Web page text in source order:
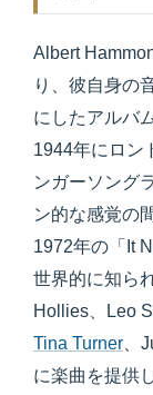
Albert
り、彼自身の
にしたアルバ
1944年にロン
ンガーソング
ン的な感覚の
1972年の「It
世界的に知ら
Hollies、Leo
Tina Turner、
に楽曲を提供